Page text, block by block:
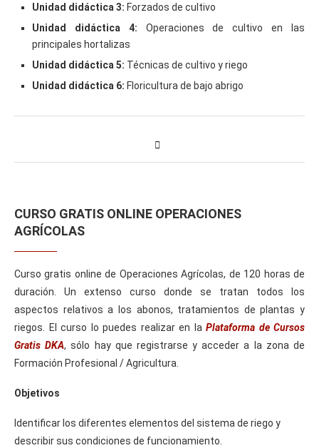
Unidad didáctica 3: Forzados de cultivo
Unidad didáctica 4: Operaciones de cultivo en las
principales hortalizas
Unidad didáctica 5: Técnicas de cultivo y riego
Unidad didáctica 6: Floricultura de bajo abrigo
CURSO GRATIS ONLINE OPERACIONES
AGRÍCOLAS
Curso gratis online de Operaciones Agrícolas, de 120 horas de
duración. Un extenso curso donde se tratan todos los
aspectos relativos a los abonos, tratamientos de plantas y
riegos. El curso lo puedes realizar en la Plataforma de Cursos
Gratis DKA, sólo hay que registrarse y acceder a la zona de
Formación Profesional / Agricultura.
Objetivos
Identificar los diferentes elementos del sistema de riego y
describir sus condiciones de funcionamiento.